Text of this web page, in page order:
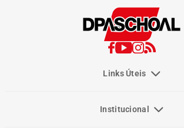
Links Úteis
Institucional